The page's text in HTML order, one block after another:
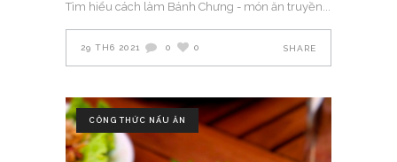
Tìm hiểu cách làm Bánh Chưng - món ăn truyền
29 TH6 2021 0 0 SHARE
CÔNG THỨC NẤU ĂN